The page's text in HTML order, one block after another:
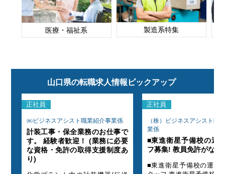
医療・福祉系 製造系特集
山口県の転職求人情報ピックアップ
正社員
㈱ビジネスアシスト職業紹介事業係
計装工事・保全業務のお仕事で
す。 経験者歓迎！ (業務に必要
な資格・免許の取得支援制度あ
り)
正社員
（株）ビジネスアシスト職
業係
■東進衛星予備校の運
フ募集! 教員免許がなく
■東進衛星予備校の運営